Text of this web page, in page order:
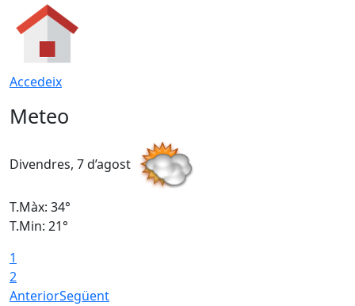
Accedeix
Meteo
Divendres, 7 d’agost
T.Màx: 34°
T.Min: 21°
1
2
AnteriorSegüent